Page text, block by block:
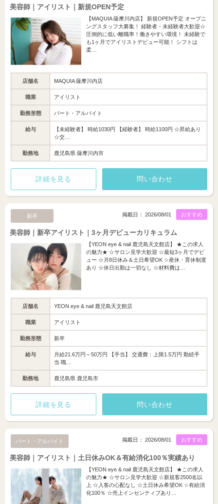
美容師｜アイリスト｜新規OPEN予定
【MAQUIA 薩摩川内店】 新規OPEN予定 オープニ
ングスタッフ大募集！ 経験者・未経験者大歓迎☆
圧倒的に低い離職率！働きやすい環境！ 未経験で
も1ヶ月でアイリストデビュー可能！ シフトは
柔…
店舗名 MAQUIA 薩摩川内店
職業 アイリスト
勤務形態 パート・アルバイト
給与
【未経験者】 時給1030円 【経験者】 時給1100円 ☆昇給あり
☆交…
勤務地 鹿児島県 薩摩川内市
詳細を見る 問い合わせ
新卒 おすすめ
掲載日： 2026/08/01
美容師｜新卒アイリスト｜3ヶ月デビューカリキュラム
【YEON eye & nail 鹿児島天文館店】 ★この求人
の魅力★ ☆サロン見学大歓迎 ☆最短3ヶ月でデビ
ュー ☆月8日休み＆土日希望OK ☆産休・育休制度
あり ☆休日出勤は一切なし ☆材料費は…
店舗名 YEON eye & nail 鹿児島天文館店
職業 アイリスト
勤務形態 新卒
給与
月給21.6万円～50万円 【手当】 交通費：上限1.5万円 勤続手
当 職…
勤務地 鹿児島県 鹿児島市
詳細を見る 問い合わせ
パート・アルバイト おすすめ
掲載日： 2026/08/01
美容師｜アイリスト｜土日休みOK＆有給消化100％実績あり
【YEON eye & nail 鹿児島天文館店】 ★この求人
の魅力★ ☆サロン見学大歓迎 ☆新規客2500名以
上 ☆入客の心配なし ☆土日休み希望OK ☆有給消
化100％ ☆売上インセンティブあり…